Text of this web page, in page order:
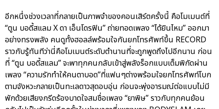
อีกหนึ่งช่วงเวลาที่กลายเป็นภาพจำของคอนเสิร์ตครั้งนี้ คือโมเมนต์ที่
“ตูน บอดี้สแลม X ดา เอ็นโดรฟิน” ถ่ายทอดเพลง “ได้ยินไหม” ออกมา
อย่างทรงพลัง คนดูทั้งฮอลล์พร้อมใจกันยกโทรศัพท์ขึ้น RECORD
ราวกับรู้ทันทีว่านี่คือโมเมนต์ระดับตำนานที่จะถูกพูดถึงไปอีกนาน ก่อน
ที่ “ตูน บอดี้สแลม” จะพาทุกคนกลับเข้าสู่พลังร็อกแบบเต็มพิกัดผ่าน
เพลง “ความรักทำให้คนตาบอด”ที่แฟนๆต่างพร้อมใจยกโทรศัพท์โบก
ตามจังหวะกลายเป็นทะเลดาวสุดอบอุ่น ก่อนจะพุ่งอารมณ์ต่อแบบไม่มี
พักด้วยเสียงกรีดร้องบาดใจสมชื่อเพลง “ยาพิษ” ราวกับทุกคนย้อน